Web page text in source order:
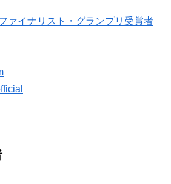
ァイナリスト・グランプリ受賞者